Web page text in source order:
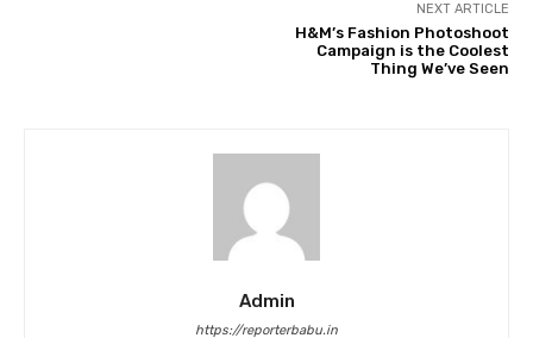
NEXT ARTICLE
H&M’s Fashion Photoshoot
Campaign is the Coolest
Thing We’ve Seen
Admin
https://reporterbabu.in